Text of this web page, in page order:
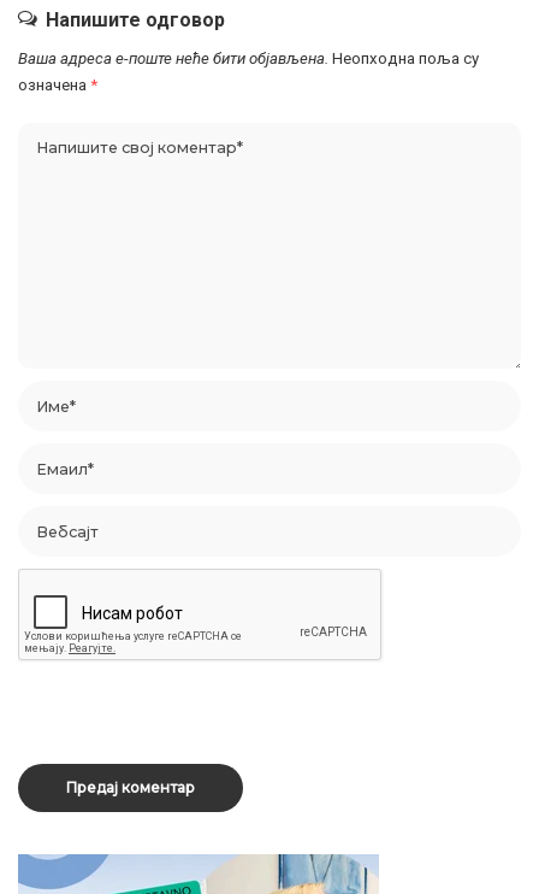
Напишите одговор
Ваша адреса е-поште неће бити објављена. Неопходна поља су
означена *